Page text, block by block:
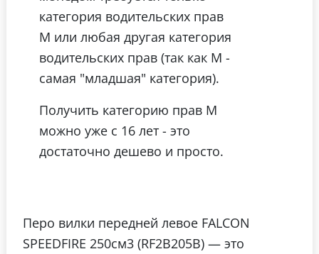
категория водительских прав
М или любая другая категория
водительских прав (так как М -
самая "младшая" категория).
Получить категорию прав М
можно уже с 16 лет - это
достаточно дешево и просто.
Перо вилки передней левое FALCON
SPEEDFIRE 250см3 (RF2B205B) — это